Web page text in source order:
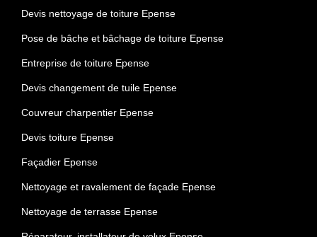
Devis nettoyage de toiture Epense
Pose de bâche et bâchage de toiture Epense
Entreprise de toiture Epense
Devis changement de tuile Epense
Couvreur charpentier Epense
Devis toiture Epense
Façadier Epense
Nettoyage et ravalement de façade Epense
Nettoyage de terrasse Epense